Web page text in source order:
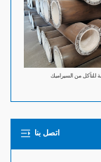
للتآكل من السيراميك
اتصل بنا